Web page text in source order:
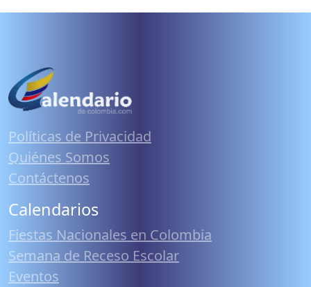
Políticas de Privacidad
Quiénes Somos
Contáctenos
Calendarios
Fiestas Nacionales en Colombia
Semana de Receso Escolar
Eventos